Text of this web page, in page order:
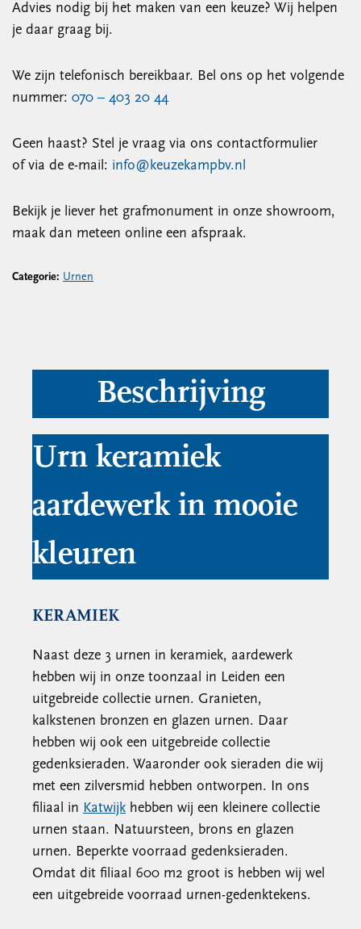
Advies nodig bij het maken van een keuze? Wij helpen
je daar graag bij.
We zijn telefonisch bereikbaar. Bel ons op het volgende
nummer: 070 – 403 20 44
Geen haast? Stel je vraag via ons contactformulier
of via de e-mail: info@keuzekampbv.nl
Bekijk je liever het grafmonument in onze showroom,
maak dan meteen online een afspraak.
Categorie: Urnen
Beschrijving
Urn keramiek
aardewerk in mooie
kleuren
KERAMIEK
Naast deze 3 urnen in keramiek, aardewerk
hebben wij in onze toonzaal in Leiden een
uitgebreide collectie urnen. Granieten,
kalkstenen bronzen en glazen urnen. Daar
hebben wij ook een uitgebreide collectie
gedenksieraden. Waaronder ook sieraden die wij
met een zilversmid hebben ontworpen. In ons
filiaal in Katwijk hebben wij een kleinere collectie
urnen staan. Natuursteen, brons en glazen
urnen. Beperkte voorraad gedenksieraden.
Omdat dit filiaal 600 m2 groot is hebben wij wel
een uitgebreide voorraad urnen-gedenktekens.